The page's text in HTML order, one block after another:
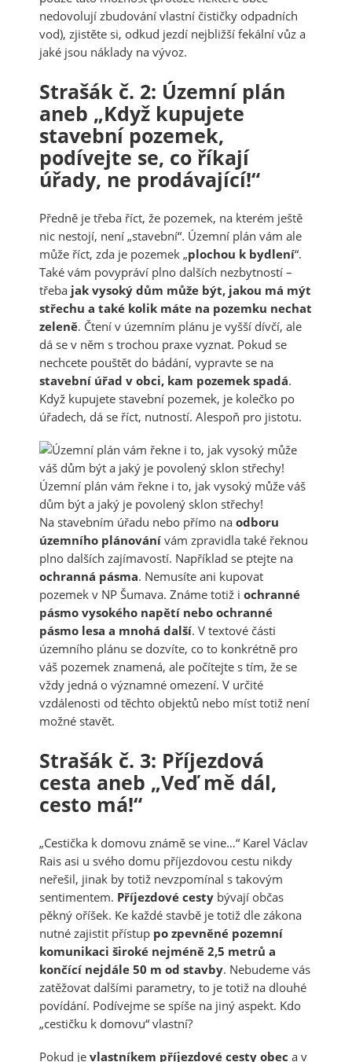
nedovolují zbudování vlastní čističky odpadních
vod), zjistěte si, odkud jezdí nejbližší fekální vůz a
jaké jsou náklady na vývoz.
Strašák č. 2: Územní plán
aneb „Když kupujete
stavební pozemek,
podívejte se, co říkají
úřady, ne prodávající!“
Předně je třeba říct, že pozemek, na kterém ještě
nic nestojí, není „stavební“. Územní plán vám ale
může říct, zda je pozemek „plochou k bydlení“.
Také vám povypráví plno dalších nezbytností –
třeba jak vysoký dům může být, jakou má mýt
střechu a také kolik máte na pozemku nechat
zeleně. Čtení v územním plánu je vyšší dívčí, ale
dá se v něm s trochou praxe vyznat. Pokud se
nechcete pouštět do bádání, vypravte se na
stavební úřad v obci, kam pozemek spadá.
Když kupujete stavební pozemek, je kolečko po
úřadech, dá se říct, nutností. Alespoň pro jistotu.
Územní plán vám řekne i to, jak vysoký může váš
dům být a jaký je povolený sklon střechy!
Na stavebním úřadu nebo přímo na odboru
územního plánování vám zpravidla také řeknou
plno dalších zajímavostí. Například se ptejte na
ochranná pásma. Nemusíte ani kupovat
pozemek v NP Šumava. Známe totiž i ochranné
pásmo vysokého napětí nebo ochranné
pásmo lesa a mnohá další. V textové části
územního plánu se dozvíte, co to konkrétně pro
váš pozemek znamená, ale počítejte s tím, že se
vždy jedná o významné omezení. V určité
vzdálenosti od těchto objektů nebo míst totiž není
možné stavět.
Strašák č. 3: Příjezdová
cesta aneb „Veď mě dál,
cesto má!“
„Cestička k domovu známě se vine…“ Karel Václav
Rais asi u svého domu příjezdovou cestu nikdy
neřešil, jinak by totiž nevzpomínal s takovým
sentimentem. Příjezdové cesty bývají občas
pěkný oříšek. Ke každé stavbě je totiž dle zákona
nutné zajistit přístup po zpevněné pozemní
komunikaci široké nejméně 2,5 metrů a
končící nejdále 50 m od stavby. Nebudeme vás
zatěžovat dalšími parametry, to je totiž na dlouhé
povídání. Podívejme se spíše na jiný aspekt. Kdo
„cestičku k domovu“ vlastní?
Pokud je vlastníkem příjezdové cesty obec a v